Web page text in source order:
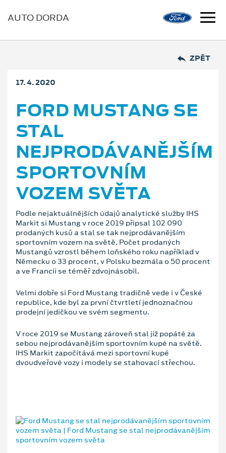
AUTO DORDA
ZPĚT
17. 4. 2020
FORD MUSTANG SE
STAL
NEJPRODÁVANĚJŠÍM
SPORTOVNÍM
VOZEM SVĚTA
Podle nejaktuálnějších údajů analytické služby IHS
Markit si Mustang v roce 2019 připsal 102 090
prodaných kusů a stal se tak nejprodávanějším
sportovním vozem na světě. Počet prodaných
Mustangů vzrostl během loňského roku například v
Německu o 33 procent, v Polsku bezmála o 50 procent
a ve Francii se téměř zdvojnásobil.
Velmi dobře si Ford Mustang tradičně vede i v České
republice, kde byl za první čtvrtletí jednoznačnou
prodejní jedičkou ve svém segmentu.
V roce 2019 se Mustang zároveň stal již popáté za
sebou nejprodávanějším sportovním kupé na světě.
IHS Markit započítává mezi sportovní kupé
dvoudveřové vozy i modely se stahovací střechou.